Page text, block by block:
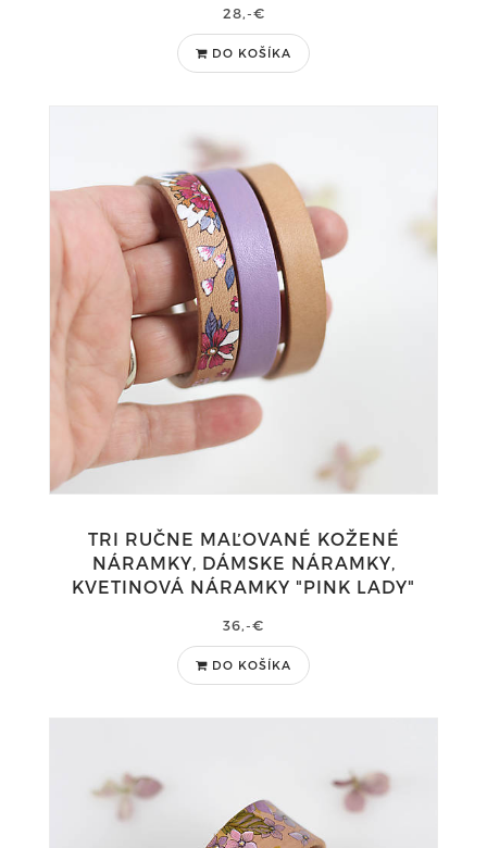
28,-€
DO KOŠÍKA
TRI RUČNE MAĽOVANÉ KOŽENÉ
NÁRAMKY, DÁMSKE NÁRAMKY,
KVETINOVÁ NÁRAMKY "PINK LADY"
36,-€
DO KOŠÍKA